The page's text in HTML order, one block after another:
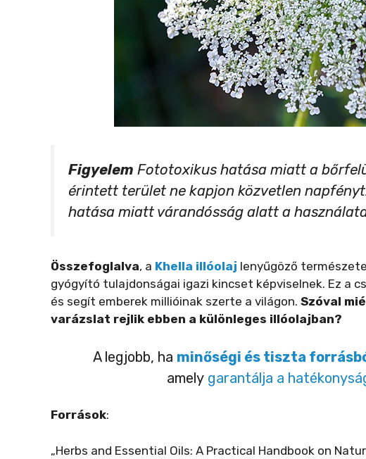
Figyelem Fototoxikus hatása miatt a
érintett terület ne kapjon közvetlen
hatása miatt várandósság alatt a
Összefoglalva, a Khella illóolaj lenyűgöző
gyógyító tulajdonságai igazi kincset képviselnek. Ez a
és segít emberek millióinak szerte a világon. Szóval
varázslat rejlik ebben a különleges illóolajban?
A legjobb, ha minőségi és tiszta
amely garantálja a
Források:
„Herbs and Essential Oils: A Practical Handbook on